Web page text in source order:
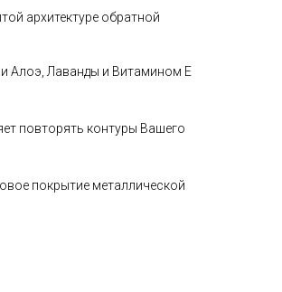
архитектуре обратной
Алоэ, Лаванды и Витамином Е
повторять контуры Вашего
покрытие металлической